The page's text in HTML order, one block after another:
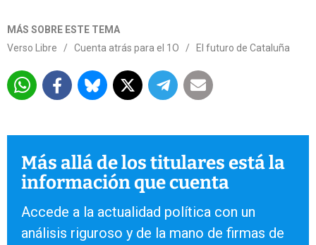
MÁS SOBRE ESTE TEMA
Verso Libre
/ Cuenta atrás para el 1O / El futuro de Cataluña
Más allá de los titulares está la
información que cuenta
Accede a la actualidad política con un
análisis riguroso y de la mano de firmas de